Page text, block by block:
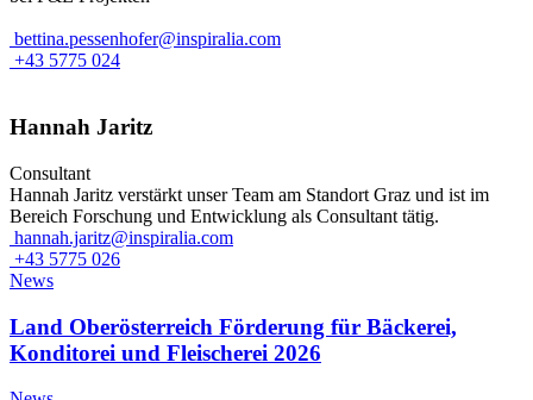
bettina.pessenhofer@inspiralia.com
+43 5775 024
Hannah Jaritz
Consultant
Hannah Jaritz verstärkt unser Team am Standort Graz und ist im
Bereich Forschung und Entwicklung als Consultant tätig.
hannah.jaritz@inspiralia.com
+43 5775 026
News
Land Oberösterreich Förderung für Bäckerei,
Konditorei und Fleischerei 2026